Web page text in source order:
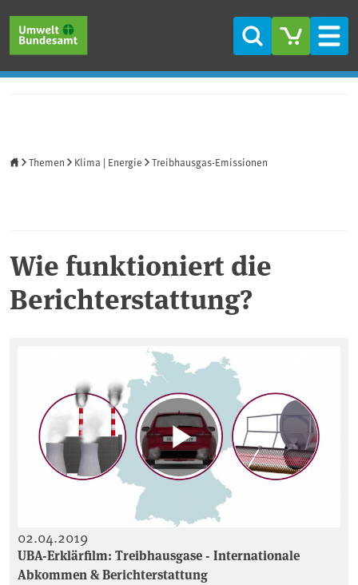
Suche
Themen Klima | Energie Treibhausgas-Emissionen
Wie funktioniert die
Berichterstattung?
02.04.2019
UBA-Erklärfilm: Treibhausgase - Internationale
Abkommen & Berichterstattung